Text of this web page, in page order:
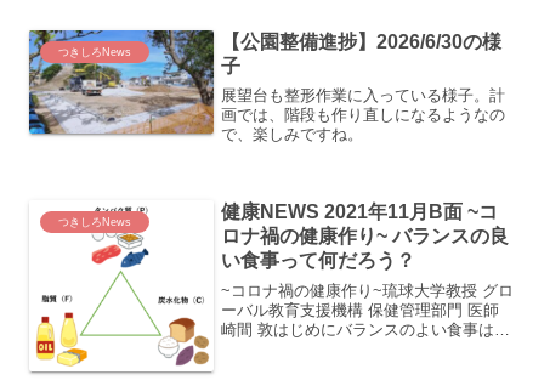
つきしろNews
【公園整備進捗】2026/6/30の様
子
展望台も整形作業に入っている様子。計
画では、階段も作り直しになるようなの
で、楽しみですね。
つきしろNews
健康NEWS 2021年11月B面 ~コ
ロナ禍の健康作り~ バランスの良
い食事って何だろう？
~コロナ禍の健康作り~琉球大学教授 グロ
ーバル教育支援機構 保健管理部門 医師
崎間 敦はじめにバランスのよい食事は大